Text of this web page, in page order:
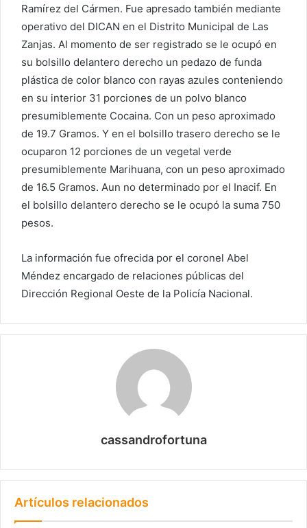
Ramírez del Cármen. Fue apresado también mediante
operativo del DICAN en el Distrito Municipal de Las
Zanjas. Al momento de ser registrado se le ocupó en
su bolsillo delantero derecho un pedazo de funda
plástica de color blanco con rayas azules conteniendo
en su interior 31 porciones de un polvo blanco
presumiblemente Cocaina. Con un peso aproximado
de 19.7 Gramos. Y en el bolsillo trasero derecho se le
ocuparon 12 porciones de un vegetal verde
presumiblemente Marihuana, con un peso aproximado
de 16.5 Gramos. Aun no determinado por el Inacif. En
el bolsillo delantero derecho se le ocupó la suma 750
pesos.
La información fue ofrecida por el coronel Abel
Méndez encargado de relaciones públicas del
Dirección Regional Oeste de la Policía Nacional.
cassandrofortuna
Artículos relacionados